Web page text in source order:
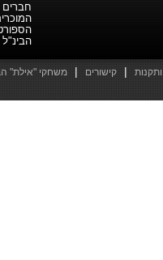
| קישורים | משחקי "אילת"